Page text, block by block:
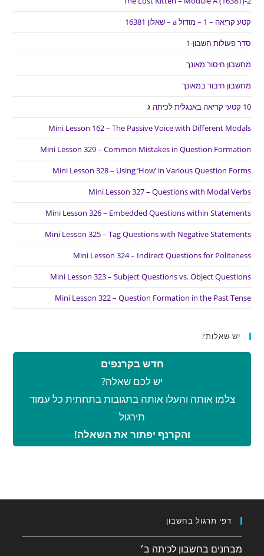
קטע קריאה – 1 – מודול a – שאלון 16381
סדר פעולות חשבון-1
מחשבון חיסור מאונך
מחשבון חיבור במאונך
10 קטעי קריאה באנגלית לכיתה ג
Mini Lesson 162 – The Passive Voice with Different Modals
Mini Lesson 329 – Common Mistakes in Question Formation
Mini Lesson 328 – Using ‘How’ in Various Question Forms
Mini Lesson 327 – Questions with Modal Verbs
Mini Lesson 326 – Embedded Questions within Statements
Mini Lesson 325 – Tag Questions with Negative Statements
Mini Lesson 324 – Indirect Questions for Politeness
Mini Lesson 323 – Subject Questions vs. Object Questions
Mini Lesson 322 – Question Formation in the Past Tense
יש שאלות?
חדש בקרנפים
יש לכם שאלה?
צלמו אותה והעלו אותה בתגובות בתחתית כל עמוד
תירגול
והקרנף יפתור את השאלה!
דפי תרגול בחשבון
מבחנים בחשבון לכיתה ב׳